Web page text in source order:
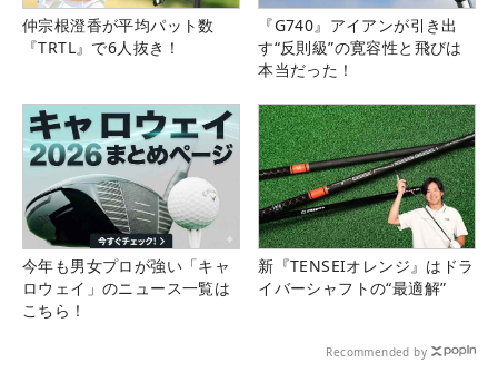
仲宗根澄香が平均パット数
『TRTL』で6人抜き！
『G740』アイアンが引き出
す“反則級”の寛容性と飛びは
本当だった！
今年も男女プロが強い「キャ
ロウェイ」のニュース一覧は
こちら！
新『TENSEIオレンジ』はドラ
イバーシャフトの“最適解”
Recommended by